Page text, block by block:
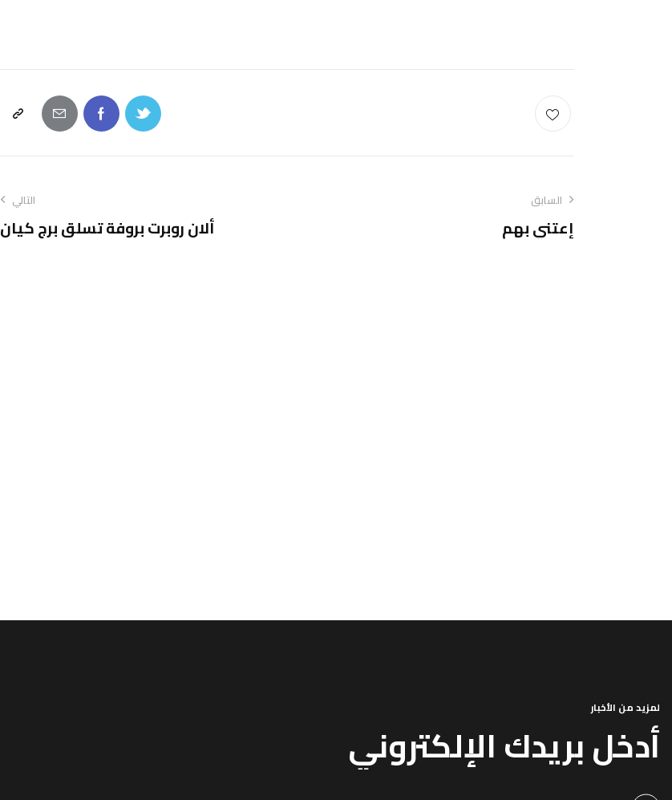
السابق
إعتني بهم
التالي
ألان روبرت بروفة تسلق برج كيان
لمزيد من الأخبار